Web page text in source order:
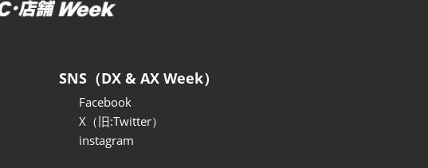
SNS（DX & AX Week）
Facebook
X（旧:Twitter）
instagram